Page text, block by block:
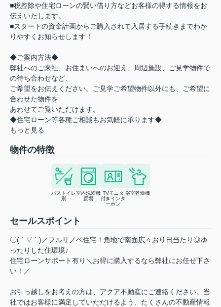
■税控除や住宅ローンの賢い借り方などお客様の得する情報をお
伝えいたします。
■スタートの資金計画からご購入されて入居する手続きまでわか
りやすくお知らせします！
◆ご案内方法◆
弊社へのご来社、お住まいへのお迎え、周辺施設、ご見学物件で
の待ち合わせなど、
ご希望をお伝えください。ご見学ご希望物件以外にも、ご希望に
合わせた物件を
あわせてご覧いただけます。
◆住宅ローン等各種ご相談もお気軽に承ります◆
もっと見る
物件の特徴
バストイレ
別
室内洗濯機
置場
TVモニタ
付きインタ
ーホン
浴室乾燥機
セールスポイント
〇( ´ ▽ ` )／フルリノベ住宅！角地で南面広々おり日当たり◎ゆ
ったりした住環境♪
住宅ローンサポート有り＼お得に購入するなら弊社にお任せ下さ
い！／
お引っ越しをお考えの方は、アクア不動産にご連絡ください。当
社ではお客様に満足していただけるよう、たくさんの不動産情報